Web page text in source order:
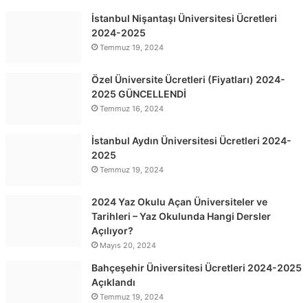
İstanbul Nişantaşı Üniversitesi Ücretleri
2024-2025
Temmuz 19, 2024
Özel Üniversite Ücretleri (Fiyatları) 2024-
2025 GÜNCELLENDİ
Temmuz 16, 2024
İstanbul Aydın Üniversitesi Ücretleri 2024-
2025
Temmuz 19, 2024
2024 Yaz Okulu Açan Üniversiteler ve
Tarihleri – Yaz Okulunda Hangi Dersler
Açılıyor?
Mayıs 20, 2024
Bahçeşehir Üniversitesi Ücretleri 2024-2025
Açıklandı
Temmuz 19, 2024